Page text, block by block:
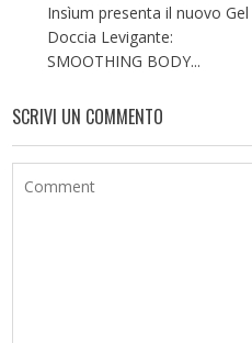
Insìum presenta il nuovo Gel
Doccia Levigante:
SMOOTHING BODY...
SCRIVI UN COMMENTO